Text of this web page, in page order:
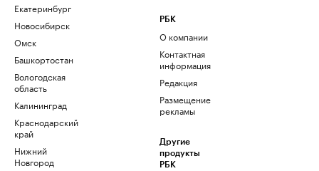
Екатеринбург
Новосибирск
Омск
Башкортостан
Вологодская
область
Калининград
Краснодарский
край
Нижний
Новгород
РБК
О компании
Контактная
информация
Редакция
Размещение
рекламы
Другие
продукты
РБК